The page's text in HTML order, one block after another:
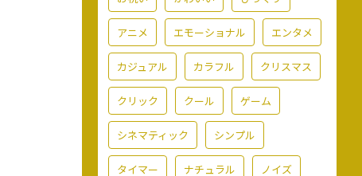
アニメ エモーショナル エンタメ
カジュアル カラフル クリスマス
クリック クール ゲーム
シネマティック シンプル
タイマー ナチュラル ノイズ